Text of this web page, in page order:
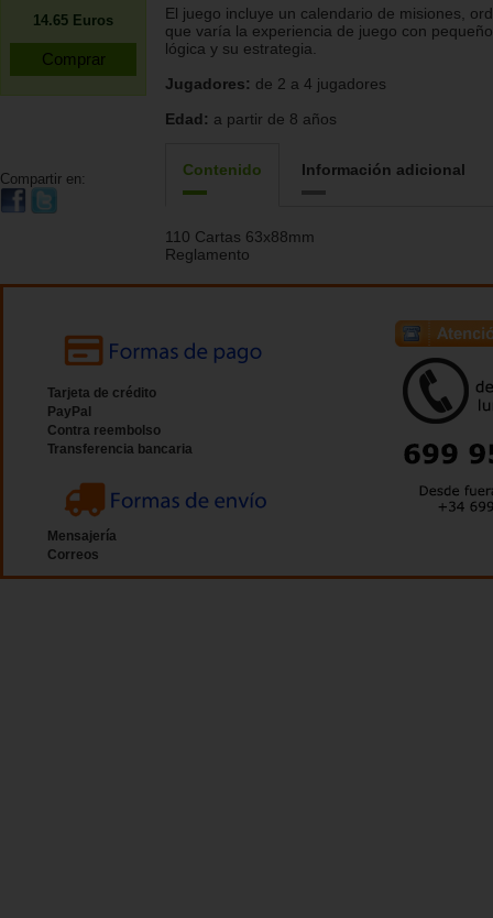
14.65 Euros
Compartir en:
El juego incluye un calendario de misiones,
que varía la experiencia de juego con
lógica y su estrategia.
Jugadores: de 2 a 4 jugadores
Edad: a partir de 8 años
Contenido Información adicional
110 Cartas 63x88mm
Reglamento
Tarjeta de crédito
PayPal
Contra reembolso
Transferencia bancaria
Mensajería
Correos